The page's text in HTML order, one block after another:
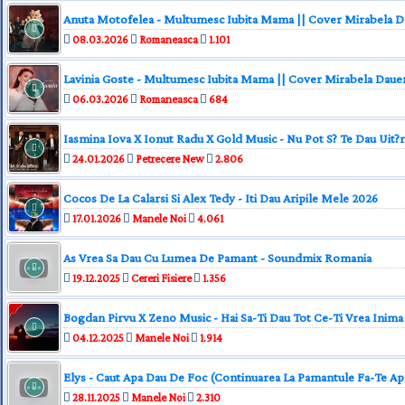
Anuta Motofelea - Multumesc Iubita Mama || Cover Mirabela
08.03.2026 Romaneasca 1.101
Lavinia Goste - Multumesc Iubita Mama || Cover Mirabela
06.03.2026 Romaneasca 684
Iasmina Iova X Ionut Radu X Gold Music - Nu Pot S? Te Dau
24.01.2026 Petrecere New 2.806
Cocos De La Calarsi Si Alex Tedy - Iti Dau Aripile Mele 2026
17.01.2026 Manele Noi 4.061
As Vrea Sa Dau Cu Lumea De Pamant - Soundmix Romania
19.12.2025 Cereri Fisiere 1.356
Bogdan Pirvu X Zeno Music - Hai Sa-Ti Dau Tot Ce-Ti Vrea Inima
04.12.2025 Manele Noi 1.914
Elys - Caut Apa Dau De Foc (Continuarea La Pamantule Fa-Te
28.11.2025 Manele Noi 2.310